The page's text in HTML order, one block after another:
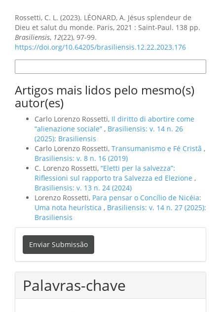
Rossetti, C. L. (2023). LÉONARD, A. Jésus splendeur de
Dieu et salut du monde. Paris, 2021 : Saint-Paul. 138 pp.
Brasiliensis, 12(22), 97-99.
https://doi.org/10.64205/brasiliensis.12.22.2023.176
Artigos mais lidos pelo mesmo(s)
autor(es)
Carlo Lorenzo Rossetti, Il diritto di abortire come
“alienazione sociale” , Brasiliensis: v. 14 n. 26
(2025): Brasiliensis
Carlo Lorenzo Rossetti, Transumanismo e Fé Cristã ,
Brasiliensis: v. 8 n. 16 (2019)
C. Lorenzo Rossetti, “Eletti per la salvezza”:
Riflessioni sul rapporto tra Salvezza ed Elezione ,
Brasiliensis: v. 13 n. 24 (2024)
Lorenzo Rossetti, Para pensar o Concílio de Nicéia:
Uma nota heurística , Brasiliensis: v. 14 n. 27 (2025):
Brasiliensis
Enviar
Submissão
Enviar Submissão
Palavras-chave